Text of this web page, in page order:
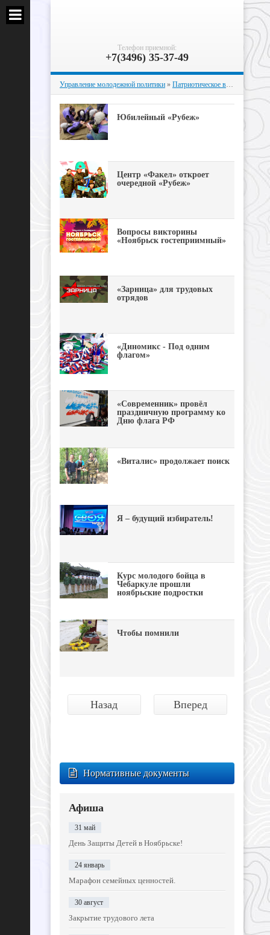
Телефон приемной:
+7(3496) 35-37-49
Управление молодежной политики » Патриотическое воспитание
Юбилейный «Рубеж»
Центр «Факел» откроет
очередной «Рубеж»
Вопросы викторины
«Ноябрьск гостеприимный»
«Зарница» для трудовых
отрядов
«Диномикс - Под одним
флагом»
«Современник» провёл
праздничную программу ко
Дню флага РФ
«Виталис» продолжает поиск
Я – будущий избиратель!
Курс молодого бойца в
Чебаркуле прошли
ноябрьские подростки
Чтобы помнили
Назад Вперед
Нормативные документы
Афиша
31 май
День Защиты Детей в Ноябрьске!
24 январь
Марафон семейных ценностей.
30 август
Закрытие трудового лета